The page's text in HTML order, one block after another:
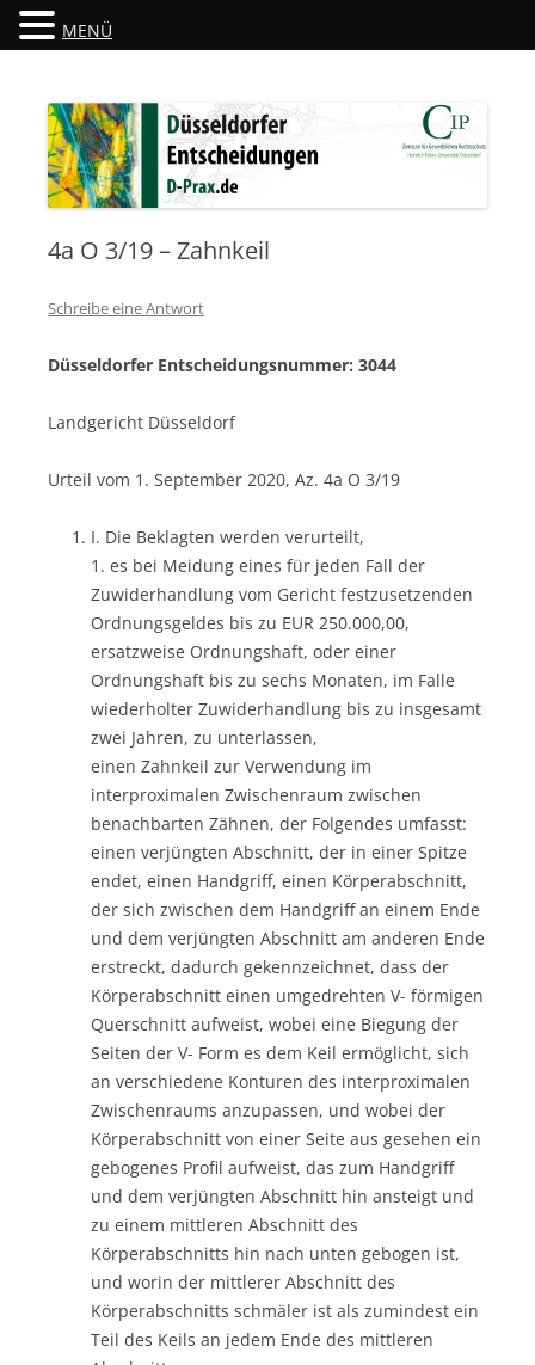
Düsseldorfer Entscheidungen
4a O 3/19 – Zahnkeil
Schreibe eine Antwort
Düsseldorfer Entscheidungsnummer: 3044
Landgericht Düsseldorf
Urteil vom 1. September 2020, Az. 4a O 3/19
I. Die Beklagten werden verurteilt,
1. es bei Meidung eines für jeden Fall der
Zuwiderhandlung vom Gericht festzusetzenden
Ordnungsgeldes bis zu EUR 250.000,00,
ersatzweise Ordnungshaft, oder einer
Ordnungshaft bis zu sechs Monaten, im Falle
wiederholter Zuwiderhandlung bis zu insgesamt
zwei Jahren, zu unterlassen,
einen Zahnkeil zur Verwendung im
interproximalen Zwischenraum zwischen
benachbarten Zähnen, der Folgendes umfasst:
einen verjüngten Abschnitt, der in einer Spitze
endet, einen Handgriff, einen Körperabschnitt,
der sich zwischen dem Handgriff an einem Ende
und dem verjüngten Abschnitt am anderen Ende
erstreckt, dadurch gekennzeichnet, dass der
Körperabschnitt einen umgedrehten V- förmigen
Querschnitt aufweist, wobei eine Biegung der
Seiten der V- Form es dem Keil ermöglicht, sich
an verschiedene Konturen des interproximalen
Zwischenraums anzupassen, und wobei der
Körperabschnitt von einer Seite aus gesehen ein
gebogenes Profil aufweist, das zum Handgriff
und dem verjüngten Abschnitt hin ansteigt und
zu einem mittleren Abschnitt des
Körperabschnitts hin nach unten gebogen ist,
und worin der mittlerer Abschnitt des
Körperabschnitts schmäler ist als zumindest ein
Teil des Keils an jedem Ende des mittleren
MENÜ